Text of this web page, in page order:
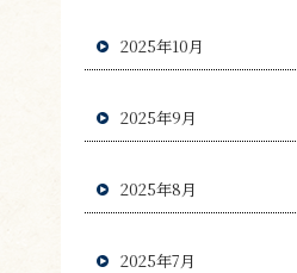
2025年10月
2025年9月
2025年8月
2025年7月